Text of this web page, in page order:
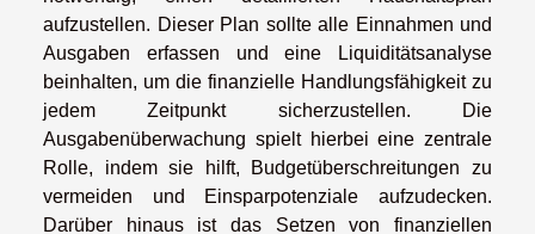
aufzustellen. Dieser Plan sollte alle Einnahmen und
Ausgaben erfassen und eine Liquiditätsanalyse
beinhalten, um die finanzielle Handlungsfähigkeit zu
jedem Zeitpunkt sicherzustellen. Die
Ausgabenüberwachung spielt hierbei eine zentrale
Rolle, indem sie hilft, Budgetüberschreitungen zu
vermeiden und Einsparpotenziale aufzudecken.
Darüber hinaus ist das Setzen von finanziellen